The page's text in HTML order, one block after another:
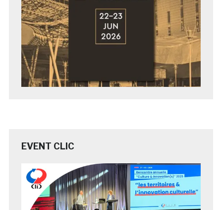
EVENT CLIC